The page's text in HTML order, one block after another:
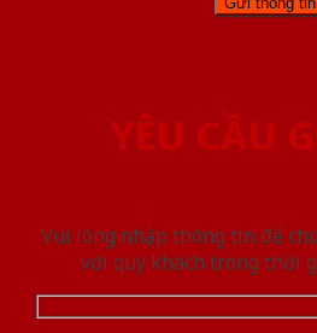
YÊU CẦU
Vui lòng nhập thông tin để
với quý khách trong thời